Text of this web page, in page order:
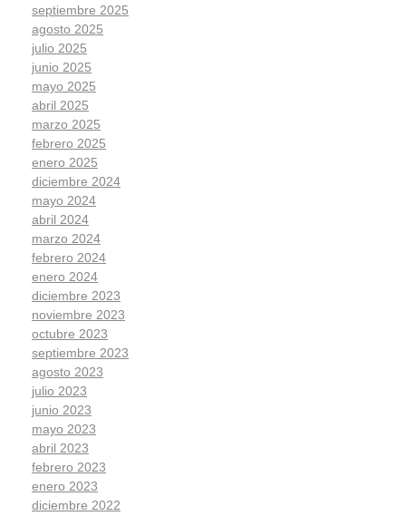
septiembre 2025
agosto 2025
julio 2025
junio 2025
mayo 2025
abril 2025
marzo 2025
febrero 2025
enero 2025
diciembre 2024
mayo 2024
abril 2024
marzo 2024
febrero 2024
enero 2024
diciembre 2023
noviembre 2023
octubre 2023
septiembre 2023
agosto 2023
julio 2023
junio 2023
mayo 2023
abril 2023
febrero 2023
enero 2023
diciembre 2022